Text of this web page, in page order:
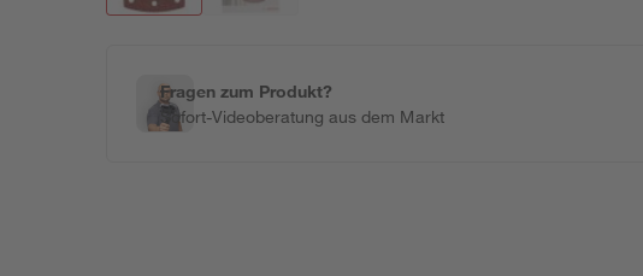
Fragen zum Produkt?
Sofort-Videoberatung aus dem Markt